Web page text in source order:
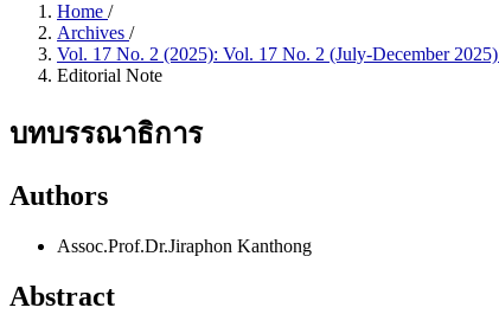
Home /
Archives /
Vol. 17 No. 2 (2025): Vol. 17 No. 2 (July-December 2025)
Editorial Note
บทบรรณาธิการ
Authors
Assoc.Prof.Dr.Jiraphon Kanthong
Abstract